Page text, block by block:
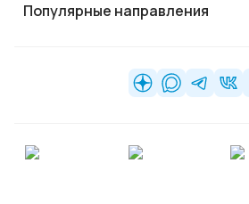
Популярные направления